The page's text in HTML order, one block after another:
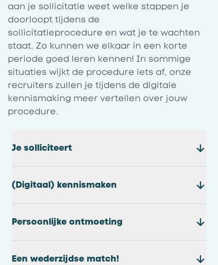
aan je sollicitatie weet welke stappen je
doorloopt tijdens de
sollicitatieprocedure en wat je te wachten
staat. Zo kunnen we elkaar in een korte
periode goed leren kennen! In sommige
situaties wijkt de procedure iets af, onze
recruiters zullen je tijdens de digitale
kennismaking meer vertellen over jouw
procedure.
Je solliciteert
(Digitaal) kennismaken
Persoonlijke ontmoeting
Een wederzijdse match!